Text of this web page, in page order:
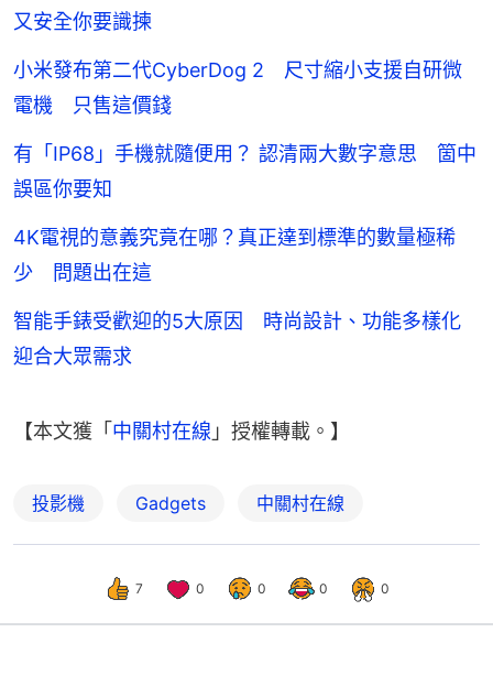
又安全你要識揀
小米發布第二代CyberDog 2 尺寸縮小支援自研微
電機 只售這價錢
有「IP68」手機就隨便用？ 認清兩大數字意思 箇中
誤區你要知
4K電視的意義究竟在哪？真正達到標準的數量極稀
少 問題出在這
智能手錶受歡迎的5大原因 時尚設計、功能多樣化
迎合大眾需求
【本文獲「 中關村在線 」授權轉載。】
投影機 Gadgets 中關村在線
7 0 0 0 0